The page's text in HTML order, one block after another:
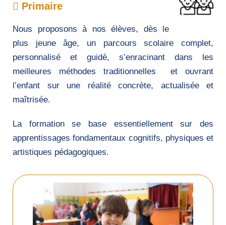
Primaire
Nous proposons à nos élèves, dès le
plus jeune âge, un parcours scolaire complet,
personnalisé et guidé, s’enracinant dans les
meilleures méthodes traditionnelles et ouvrant
l’enfant sur une réalité concrète, actualisée et
maîtrisée.
La formation se base essentiellement sur des
apprentissages fondamentaux cognitifs, physiques et
artistiques pédagogiques.